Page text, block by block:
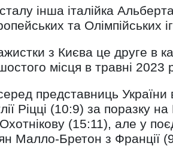
інша італійка
та Олімпійських
з Києва це друге в
шостого місця в травні 2023
представниць
Ріцці (10:9) за поразку
(15:11), але у
Малло-Бретон з Франції